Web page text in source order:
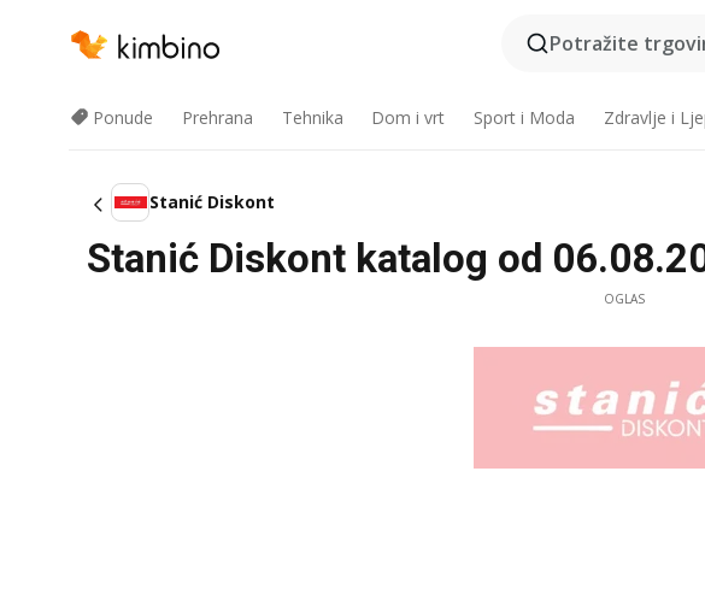
Potražite
Ponude Prehrana Tehnika Dom i vrt Sport i Moda Zdravlje i
Stanić Diskont
Stanić Diskont katalog od
OGLAS